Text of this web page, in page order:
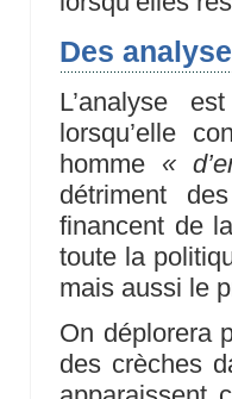
Des
L’analyse
lorsqu’elle
homme «
détriment
financent de
toute la
mais aussi le
On déplorera
des crèches